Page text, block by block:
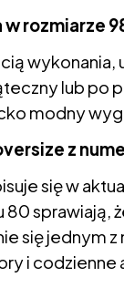
rozmiarze
lub
modny
z
się w
sprawiają,
się jednym
i codzienne